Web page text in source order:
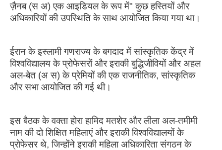
ज़ैनब (स अ) एक आइडियल के रूप में" कुछ हस्तियों और
अधिकारियों की उपस्थिति के साथ आयोजित किया गया था।
ईरान के इस्लामी गणराज्य के बगदाद में सांस्कृतिक केंद्र में
विश्वविद्यालय के प्रोफेसरों और इराकी बुद्धिजीवियों और अहल
अल-बेत (अ स) के प्रेमियों की एक राजनीतिक, सांस्कृतिक
और सभा आयोजित की गई थी।
इस बैठक के वक्ता होरा हामिद मतशेर और लीला अल-तमीमी
नाम की दो शिक्षित महिलाएं और इराकी विश्वविद्यालयों के
प्रोफेसर थे, जिन्होंने इराकी महिला अधिकारिता संगठन के